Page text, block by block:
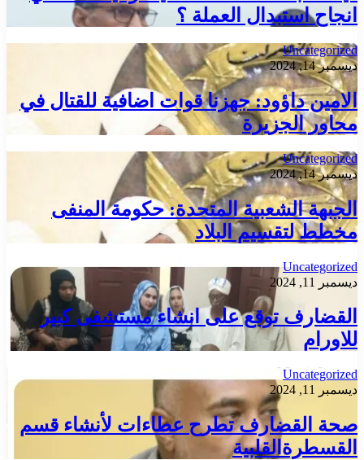
انجاح استبدال العملة ؟
Uncategorized
ديسمبر 14, 2024
الامين داؤود: جهزنا قوات اضافية للقتال في
محاور الجزيرة
Uncategorized
ديسمبر 14, 2024
الجبهة الشعبية المتحدة: حكومة المنفى
مخطط لتقسيم البلاد
Uncategorized
ديسمبر 11, 2024
القضارف توقع على انشاء مستشفى كبير
للاورام
Uncategorized
ديسمبر 11, 2024
صحة القضارف تطرح عطاءات لأنشاء قسم
القسطرةالقلبية